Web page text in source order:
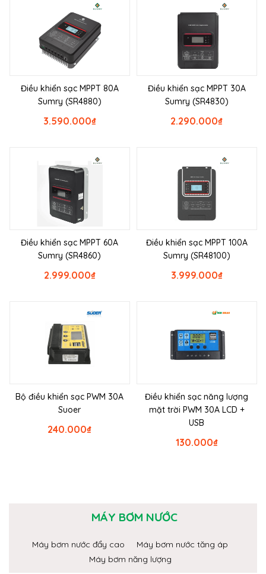
Điều khiển sạc MPPT 80A
Sumry (SR4880)
₫
3.590.000
Điều khiển sạc MPPT 30A
Sumry (SR4830)
₫
2.290.000
Điều khiển sạc MPPT 60A
Sumry (SR4860)
₫
2.999.000
Điều khiển sạc MPPT 100A
Sumry (SR48100)
₫
3.999.000
Bộ điều khiển sạc PWM 30A
Suoer
₫
240.000
Điều khiển sạc năng lượng
mặt trời PWM 30A LCD +
USB
₫
130.000
MÁY BƠM NƯỚC
Máy bơm nước đẩy cao
Máy bơm nước tăng áp
Máy bơm năng lượng